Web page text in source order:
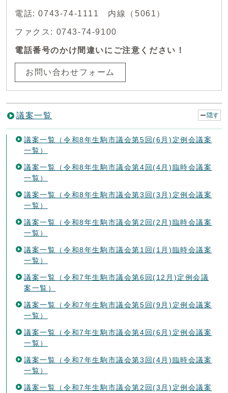
電話: 0743-74-1111 内線（5061）
ファクス: 0743-74-9100
電話番号のかけ間違いにご注意ください！
お問い合わせフォーム
議案一覧 隠す
議案一覧（令和8年生駒市議会第5回(6月)定例会議案
一覧）
議案一覧（令和8年生駒市議会第4回(4月)臨時会議案
一覧）
議案一覧（令和8年生駒市議会第3回(3月)定例会議案
一覧）
議案一覧（令和8年生駒市議会第2回(2月)臨時会議案
一覧）
議案一覧（令和8年生駒市議会第1回(1月)臨時会議案
一覧）
議案一覧（令和7年生駒市議会第6回(12月)定例会議
案一覧）
議案一覧（令和7年生駒市議会第5回(9月)定例会議案
一覧）
議案一覧（令和7年生駒市議会第4回(6月)定例会議案
一覧）
議案一覧（令和7年生駒市議会第3回(4月)臨時会議案
一覧）
議案一覧（令和7年生駒市議会第2回(3月)定例会議案